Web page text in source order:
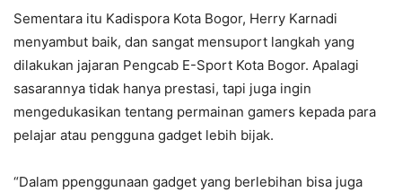
Sementara itu Kadispora Kota Bogor, Herry Karnadi
menyambut baik, dan sangat mensuport langkah yang
dilakukan jajaran Pengcab E-Sport Kota Bogor. Apalagi
sasarannya tidak hanya prestasi, tapi juga ingin
mengedukasikan tentang permainan gamers kepada para
pelajar atau pengguna gadget lebih bijak.
“Dalam ppenggunaan gadget yang berlebihan bisa juga